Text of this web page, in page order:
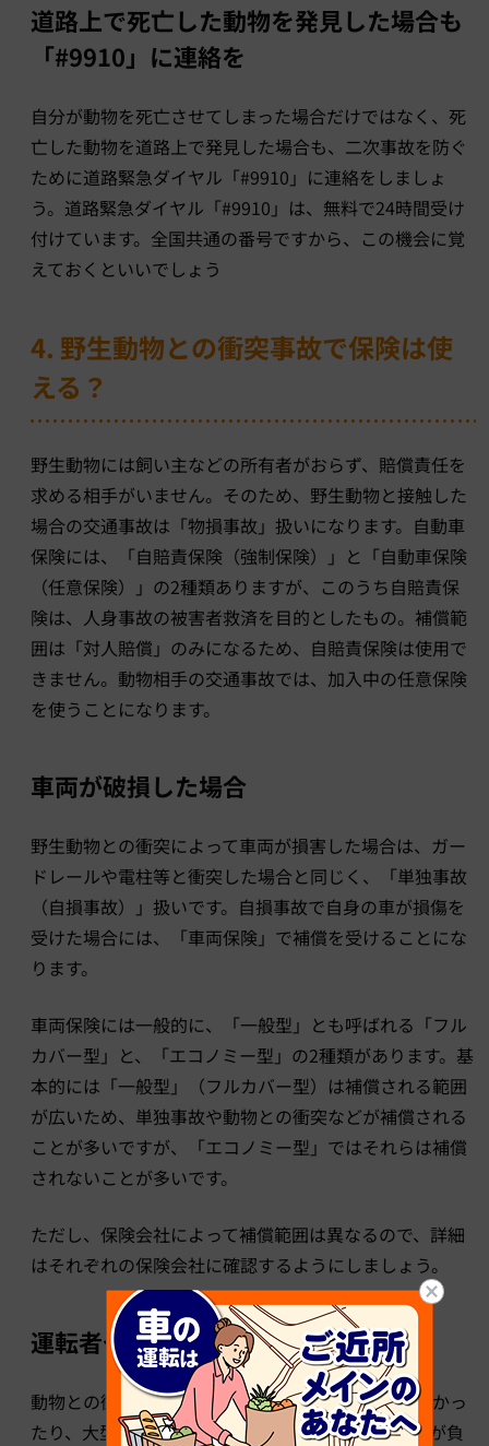
道路上で死亡した動物を発見した場合も
「#9910」に連絡を
自分が動物を死亡させてしまった場合だけではなく、死
亡した動物を道路上で発見した場合も、二次事故を防ぐ
ために道路緊急ダイヤル「#9910」に連絡をしましょ
う。道路緊急ダイヤル「#9910」は、無料で24時間受け
付けています。全国共通の番号ですから、この機会に覚
えておくといいでしょう
4. 野生動物との衝突事故で保険は使
える？
野生動物には飼い主などの所有者がおらず、賠償責任を
求める相手がいません。そのため、野生動物と接触した
場合の交通事故は「物損事故」扱いになります。自動車
保険には、「自賠責保険（強制保険）」と「自動車保険
（任意保険）」の2種類ありますが、このうち自賠責保
険は、人身事故の被害者救済を目的としたもの。補償範
囲は「対人賠償」のみになるため、自賠責保険は使用で
きません。動物相手の交通事故では、加入中の任意保険
を使うことになります。
車両が破損した場合
野生動物との衝突によって車両が損害した場合は、ガー
ドレールや電柱等と衝突した場合と同じく、「単独事故
（自損事故）」扱いです。自損事故で自身の車が損傷を
受けた場合には、「車両保険」で補償を受けることにな
ります。
車両保険には一般的に、「一般型」とも呼ばれる「フル
カバー型」と、「エコノミー型」の2種類があります。基
本的には「一般型」（フルカバー型）は補償される範囲
が広いため、単独事故や動物との衝突などが補償される
ことが多いですが、「エコノミー型」ではそれらは補償
されないことが多いです。
ただし、保険会社によって補償範囲は異なるので、詳細
はそれぞれの保険会社に確認するようにしましょう。
運転者や同乗者が負傷した場合
動物との衝突を避けようとしてガードレールにぶつかっ
たり、大型動物との衝突によって車に乗っている人が負